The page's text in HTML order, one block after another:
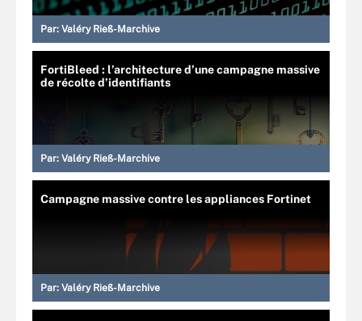
Par: Valéry Rieß-Marchive
FortiBleed : l’architecture d’une campagne massive
de récolte d’identifiants
Par: Valéry Rieß-Marchive
Campagne massive contre les appliances Fortinet
Par: Valéry Rieß-Marchive